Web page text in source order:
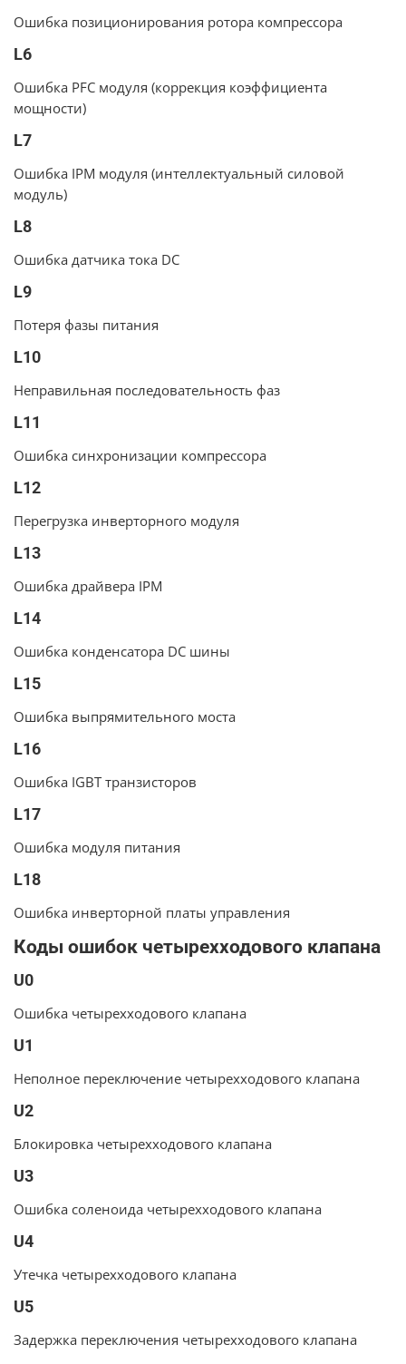
Ошибка позиционирования ротора компрессора
L6
Ошибка PFC модуля (коррекция коэффициента
мощности)
L7
Ошибка IPM модуля (интеллектуальный силовой
модуль)
L8
Ошибка датчика тока DC
L9
Потеря фазы питания
L10
Неправильная последовательность фаз
L11
Ошибка синхронизации компрессора
L12
Перегрузка инверторного модуля
L13
Ошибка драйвера IPM
L14
Ошибка конденсатора DC шины
L15
Ошибка выпрямительного моста
L16
Ошибка IGBT транзисторов
L17
Ошибка модуля питания
L18
Ошибка инверторной платы управления
Коды ошибок четырехходового клапана
U0
Ошибка четырехходового клапана
U1
Неполное переключение четырехходового клапана
U2
Блокировка четырехходового клапана
U3
Ошибка соленоида четырехходового клапана
U4
Утечка четырехходового клапана
U5
Задержка переключения четырехходового клапана